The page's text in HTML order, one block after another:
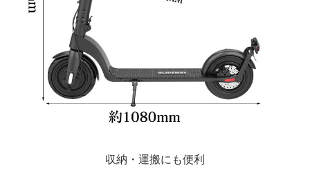
収納・運搬にも便利